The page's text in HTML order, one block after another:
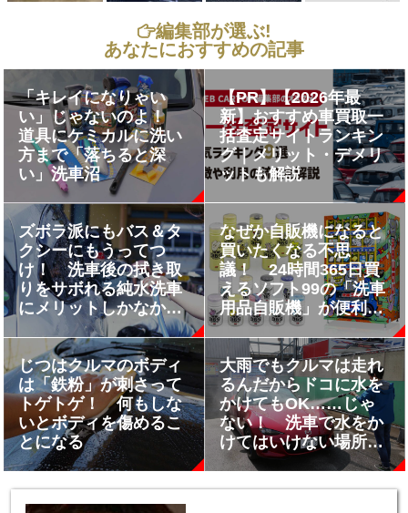
編集部が選ぶ!
あなたにおすすめの記事
「キレイになりゃい
い」じゃないのよ！
道具にケミカルに洗い
方まで「落ちると深
い」洗車沼
【PR】【2026年最
新】おすすめ車買取一
括査定サイトランキン
グ｜メリット・デメリ
ットも解説
ズボラ派にもバス＆タ
クシーにもうってつ
け！ 洗車後の拭き取
りをサボれる純水洗車
にメリットしかなかっ
なぜか自販機になると
買いたくなる不思
議！ 24時間365日買
えるソフト99の「洗車
用品自販機」が便利な
上にファンキー!!
じつはクルマのボディ
は「鉄粉」が刺さって
トゲトゲ！ 何もしな
いとボディを傷めるこ
とになる
大雨でもクルマは走れ
るんだからドコに水を
かけてもOK……じゃ
ない！ 洗車で水をか
けてはいけない場所と
は